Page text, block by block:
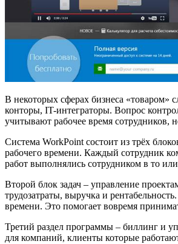
В некоторых сферах бизнеса «товаром»
конторы, IT-интеграторы. Вопрос
учитывают рабочее время сотрудников,
Система WorkPoint состоит из трёх
рабочего времени. Каждый сотрудник
работ выполнялись сотрудником в то
Второй блок задач – управление
трудозатраты, выручка и
времени. Это помогает вовремя
Третий раздел программы – биллинг и
для компаний, клиенты которые